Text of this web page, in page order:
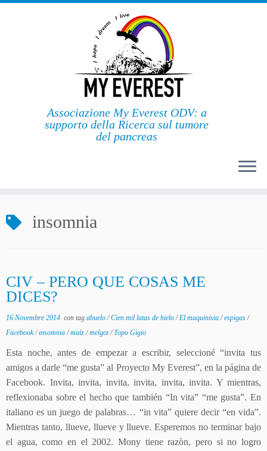
Associazione My Everest ODV: a
supporto della Ricerca sul tumore
del pancreas
insomnia
CIV – PERO QUE COSAS ME
DICES?
16 Novembre 2014 con tag abuelo/Cien mil latas de hielo/El maquinista/espigas/
Facebook/insomnia/maíz/melgot/Topo Gigio
Esta noche, antes de empezar a escribir, seleccioné “invita tus
amigos a darle “me gusta” al Proyecto My Everest”, en la página de
Facebook. Invita, invita, invita, invita, invita, invita. Y mientras,
reflexionaba sobre el hecho que también “In vita” “me gusta”. En
italiano es un juego de palabras… “in vita” quiere decir “en vida”.
Mientras tanto, llueve, llueve y llueve. Esperemos no terminar bajo
el agua, como en el 2002. Mony tiene razòn, pero si no logro